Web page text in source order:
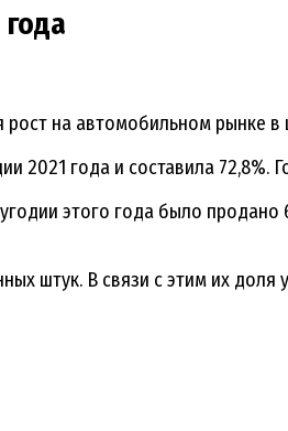
на автомобильном рынке в
2021 года и составила 72,8%.
этого года было продано
штук. В связи с этим их доля